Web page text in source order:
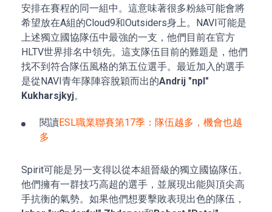
安排在賽程的同一組中。這意味著很多粉絲可能會將
希望放在A組的Cloud9和Outsiders身上。NAVI可能是
上述獨立國協隊伍中最強的一支，他們目前在官方
HLTV世界排名中領先。這支隊伍目前的難題是，他們
找不到符合隊伍風格的第五位選手。最近加入的選手
是從NAVI青年隊陣容脫穎而出的Andrij "npl"
Kukharsjkyj。
閱讀ESL職業聯賽第17季：隊伍越多，機會也越
多
Spirit可能是另一支得以從本組晉級的獨立國協隊伍。
他們擁有一群技巧高超的選手，並展現出能與頂尖高
手抗衡的氣勢。如果他們想要擊敗表現出色的隊伍，